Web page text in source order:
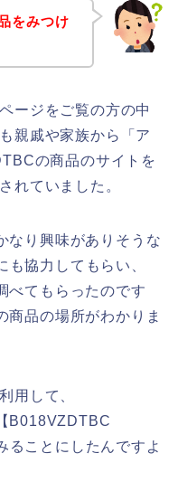
をみつけ
ージをご覧の方の中
親戚や家族から「ア
の商品のサイトを
れていました。
なり興味がありそうな
協力してもらい、
べてもらったのです
品の場所がわかりま
用して、
B018VZDTBC
ることにしたんですよ